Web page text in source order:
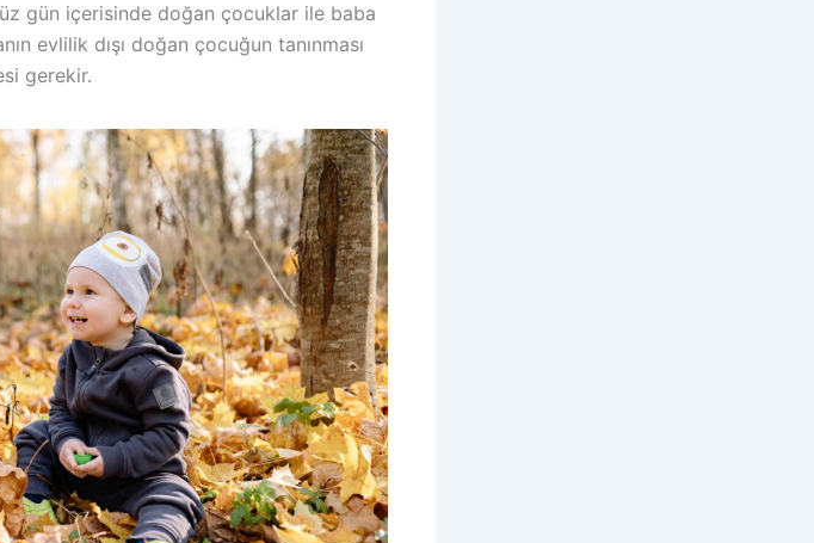
gün içerisinde doğan çocuklar ile baba
evlilik dışı doğan çocuğun tanınması
gerekir.